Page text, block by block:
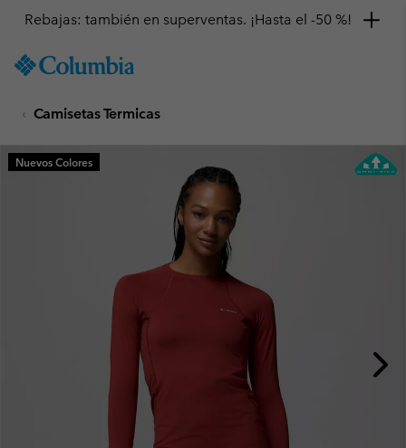
TO
SKIP
MAIN
NAV
Rebajas: también en superventas. ¡Hasta el -50 %!
Camisetas Termicas
Nuevos Colores